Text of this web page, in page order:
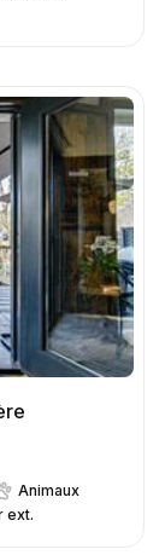
Animaux
ext.